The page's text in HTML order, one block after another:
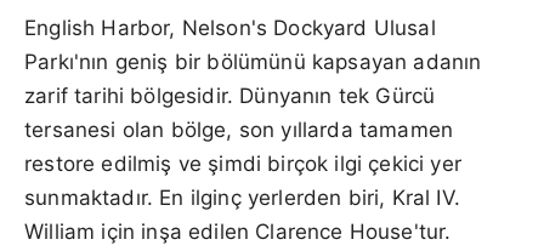
English Harbor, Nelson's Dockyard Ulusal
Parkı'nın geniş bir bölümünü kapsayan adanın
zarif tarihi bölgesidir. Dünyanın tek Gürcü
tersanesi olan bölge, son yıllarda tamamen
restore edilmiş ve şimdi birçok ilgi çekici yer
sunmaktadır. En ilginç yerlerden biri, Kral IV.
William için inşa edilen Clarence House'tur.